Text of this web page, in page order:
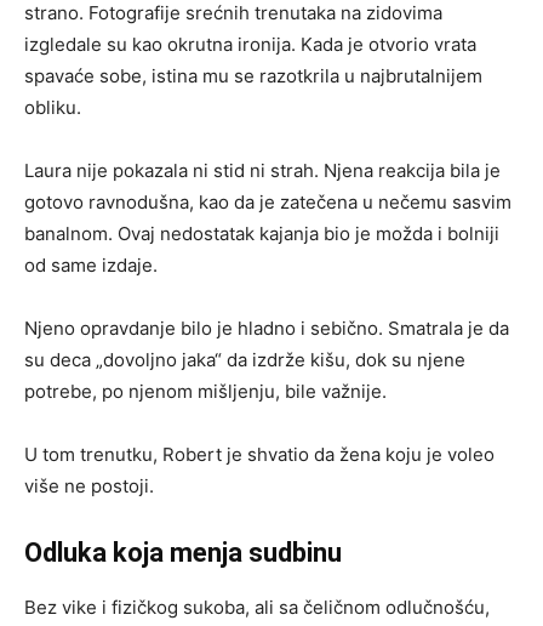
strano. Fotografije srećnih trenutaka na zidovima
izgledale su kao okrutna ironija. Kada je otvorio vrata
spavaće sobe, istina mu se razotkrila u najbrutalnijem
obliku.
Laura nije pokazala ni stid ni strah. Njena reakcija bila je
gotovo ravnodušna, kao da je zatečena u nečemu sasvim
banalnom. Ovaj nedostatak kajanja bio je možda i bolniji
od same izdaje.
Njeno opravdanje bilo je hladno i sebično. Smatrala je da
su deca „dovoljno jaka“ da izdrže kišu, dok su njene
potrebe, po njenom mišljenju, bile važnije.
U tom trenutku, Robert je shvatio da žena koju je voleo
više ne postoji.
Odluka koja menja sudbinu
Bez vike i fizičkog sukoba, ali sa čeličnom odlučnošću,